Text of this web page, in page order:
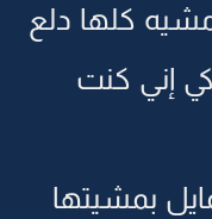
كلها دلع
إني كنت
بمشيتها